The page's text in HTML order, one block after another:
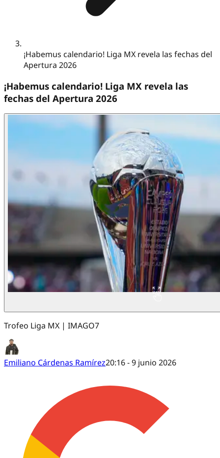
¡Habemus calendario! Liga MX revela las fechas del
Apertura 2026
¡Habemus calendario! Liga MX revela las
fechas del Apertura 2026
Trofeo Liga MX | IMAGO7
Emiliano Cárdenas Ramírez20:16 - 9 junio 2026